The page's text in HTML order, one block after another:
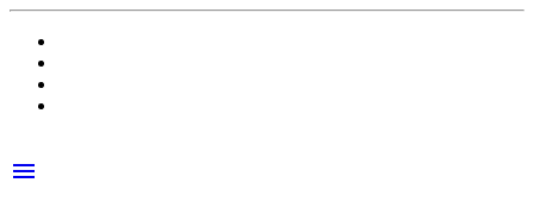
menu